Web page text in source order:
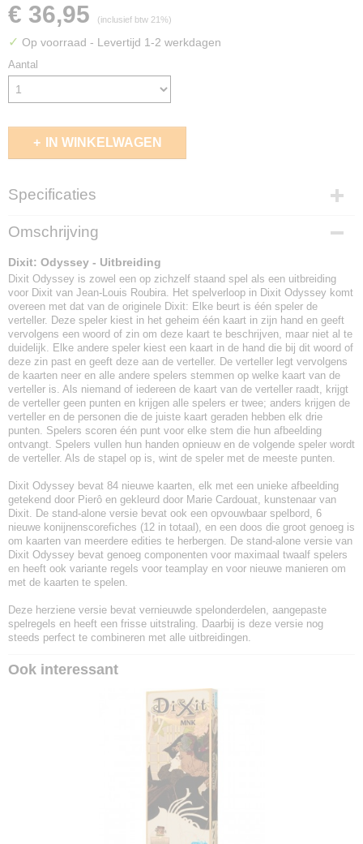
€ 36,95 (inclusief btw 21%)
✓ Op voorraad - Levertijd 1-2 werkdagen
Aantal
IN WINKELWAGEN
Specificaties
EAN code
3558380120247
Omschrijving
Dixit: Odyssey - Uitbreiding
Dixit Odyssey is zowel een op zichzelf staand spel als een uitbreiding
voor Dixit van Jean-Louis Roubira. Het spelverloop in Dixit Odyssey komt
overeen met dat van de originele Dixit: Elke beurt is één speler de
verteller. Deze speler kiest in het geheim één kaart in zijn hand en geeft
vervolgens een woord of zin om deze kaart te beschrijven, maar niet al te
duidelijk. Elke andere speler kiest een kaart in de hand die bij dit woord of
deze zin past en geeft deze aan de verteller. De verteller legt vervolgens
de kaarten neer en alle andere spelers stemmen op welke kaart van de
verteller is. Als niemand of iedereen de kaart van de verteller raadt, krijgt
de verteller geen punten en krijgen alle spelers er twee; anders krijgen de
verteller en de personen die de juiste kaart geraden hebben elk drie
punten. Spelers scoren één punt voor elke stem die hun afbeelding
ontvangt. Spelers vullen hun handen opnieuw en de volgende speler wordt
de verteller. Als de stapel op is, wint de speler met de meeste punten.
Dixit Odyssey bevat 84 nieuwe kaarten, elk met een unieke afbeelding
getekend door Pierô en gekleurd door Marie Cardouat, kunstenaar van
Dixit. De stand-alone versie bevat ook een opvouwbaar spelbord, 6
nieuwe konijnenscorefiches (12 in totaal), en een doos die groot genoeg is
om kaarten van meerdere edities te herbergen. De stand-alone versie van
Dixit Odyssey bevat genoeg componenten voor maximaal twaalf spelers
en heeft ook variante regels voor teamplay en voor nieuwe manieren om
met de kaarten te spelen.
Deze herziene versie bevat vernieuwde spelonderdelen, aangepaste
spelregels en heeft een frisse uitstraling. Daarbij is deze versie nog
steeds perfect te combineren met alle uitbreidingen.
Ook interessant